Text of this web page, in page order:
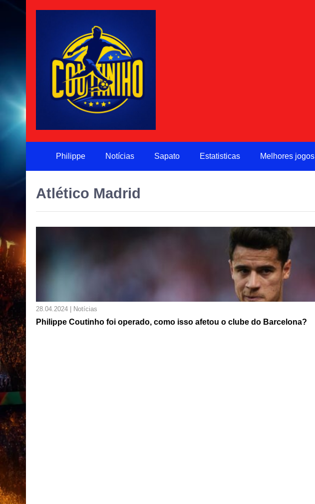
Philippe Notícias Sapato Estatisticas Melhores jogos
Atlético Madrid
28.04.2024 | Notícias
Philippe Coutinho foi operado, como isso afetou o clube do Barcelona?